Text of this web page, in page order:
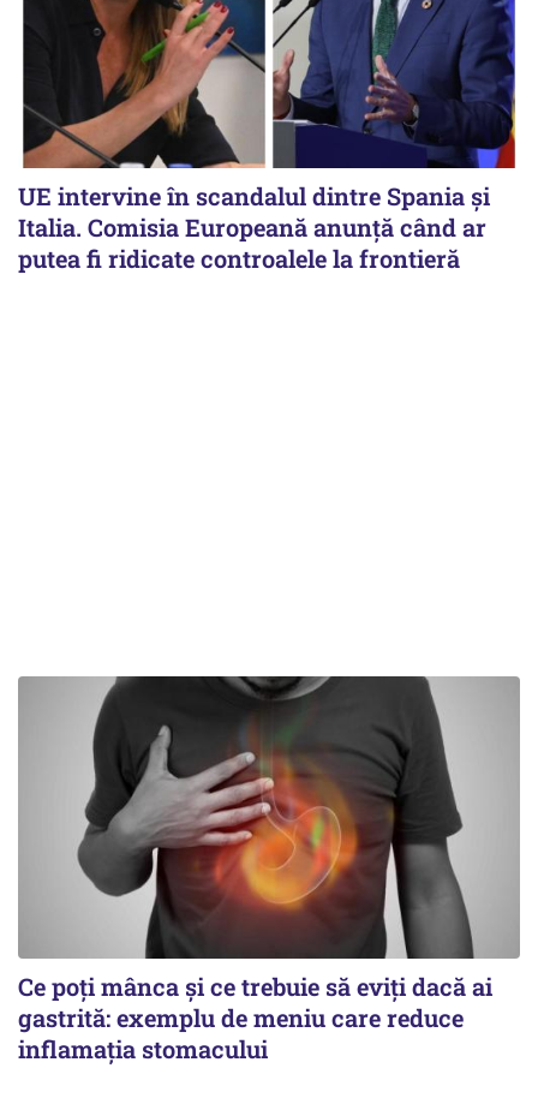
UE intervine în scandalul dintre Spania și
Italia. Comisia Europeană anunță când ar
putea fi ridicate controalele la frontieră
Ce poți mânca și ce trebuie să eviți dacă ai
gastrită: exemplu de meniu care reduce
inflamația stomacului